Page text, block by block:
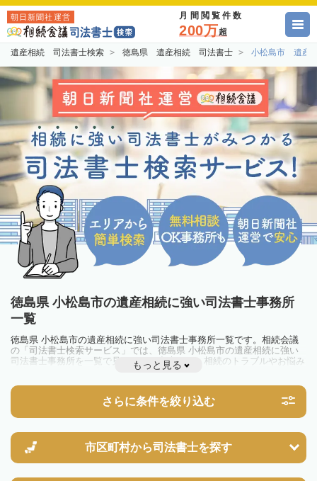
朝日新聞社運営 月間閲覧件数
200万超
遺産相続 司法書士検索 徳島県 遺産相続 司法書士 小松島市 遺産
徳島県 小松島市の遺産相続に強い司法書士事務所
一覧
徳島県 小松島市の遺産相続に強い司法書士事務所一覧です。相続会議
の「司法書士検索サービス」では、徳島県 小松島市の遺産相続に強い
司法書士事務所を一覧で見ることが出来ます。相続のトラブルやお悩み
を抱えている方は一度近隣の司法書士に相談してみましょう。
もっと見る
さらに条件を絞り込む
市区町村から司法書士を探す